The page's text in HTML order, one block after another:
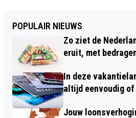
POPULAIR NIEUWS
Zo ziet de
eruit, met
In deze
altijd eenvoudig
Jouw